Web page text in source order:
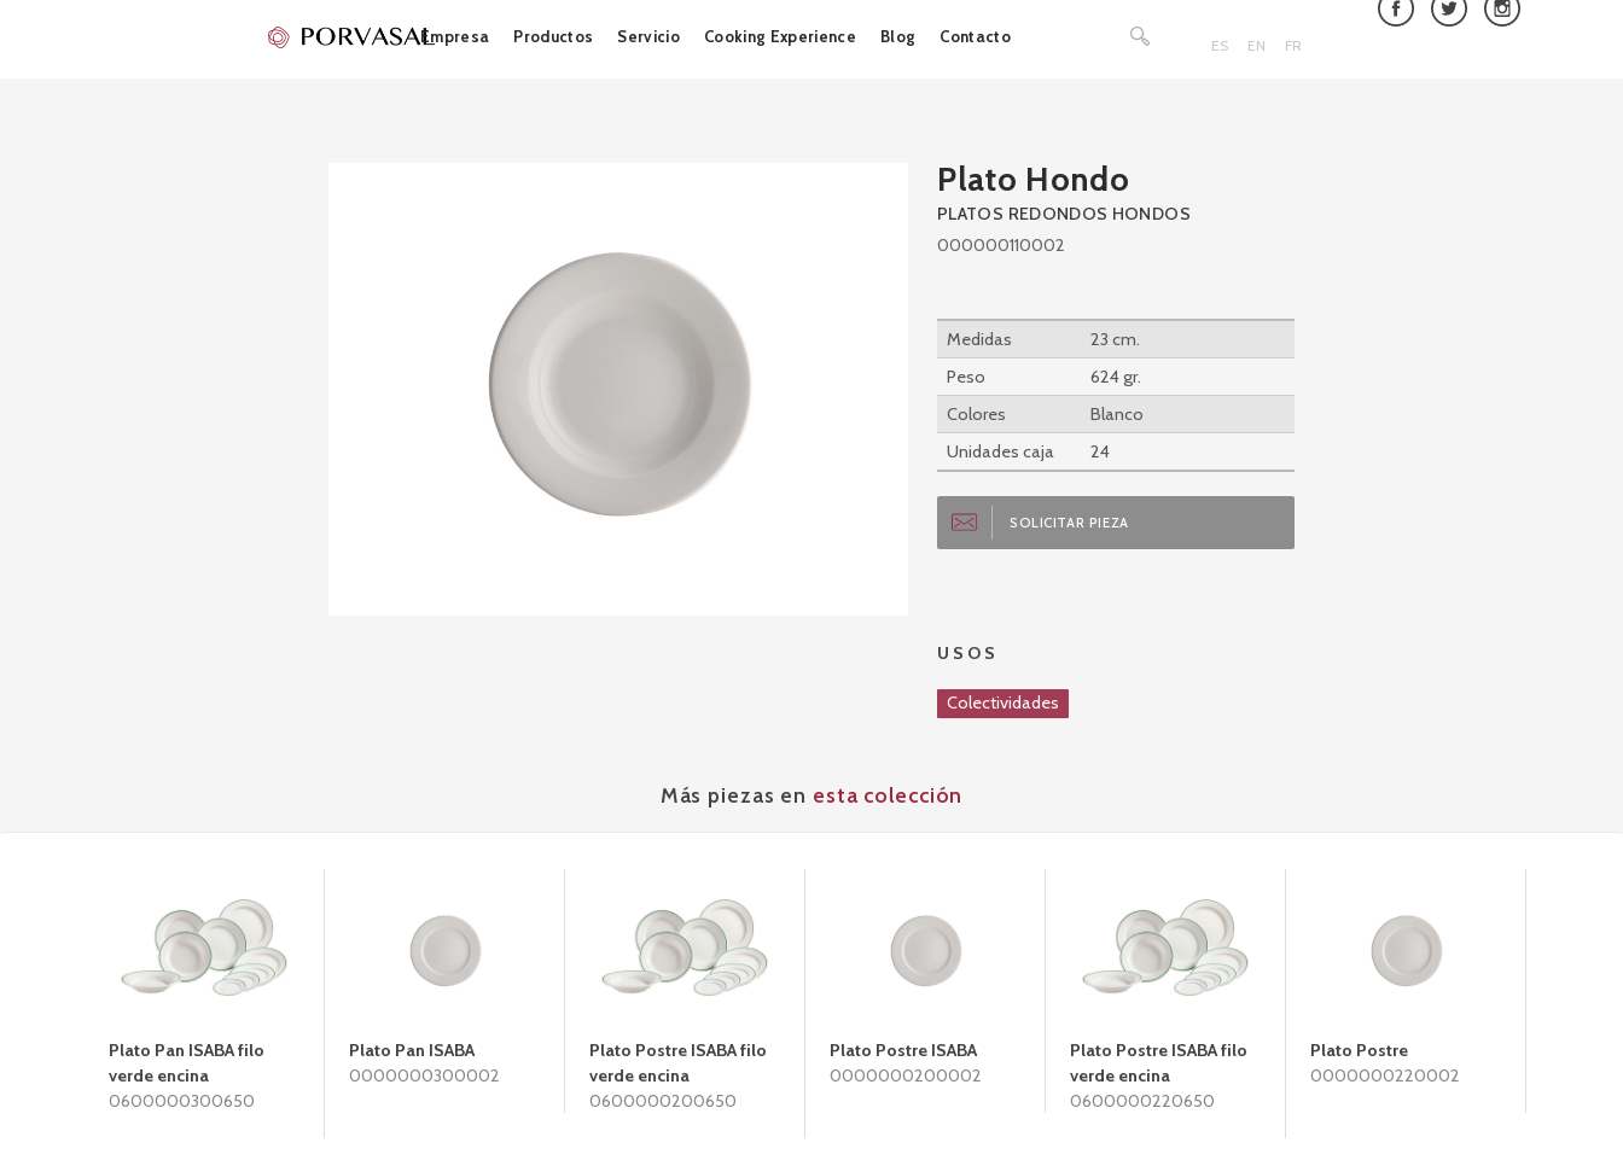
to
Empresa Productos Servicio Cooking Experience Blog Contacto ES EN FR
Plato Hondo
PLATOS REDONDOS HONDOS
000000110002
Medidas
23 cm.
Peso
624 gr.
Colores
Blanco
Unidades caja
24
SOLICITAR PIEZA
USOS
Colectividades
Más piezas en esta colección
Plato Pan ISABA filo
verde encina
0600000300650
Plato Pan ISABA
0000000300002
Plato Postre ISABA filo
verde encina
0600000200650
Plato Postre ISABA
0000000200002
Plato Postre ISABA filo
verde encina
0600000220650
Plato Postre
0000000220002